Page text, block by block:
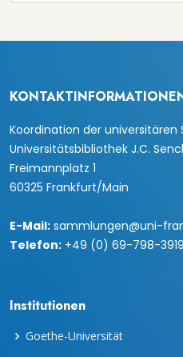
Koordination der universitären
Universitätsbibliothek J.C.
Freimannplatz 1
60325 Frankfurt/Main
E-Mail: sammlungen@uni-
Telefon: +49 (0) 69-798-
Institutionen
Goethe-Universität